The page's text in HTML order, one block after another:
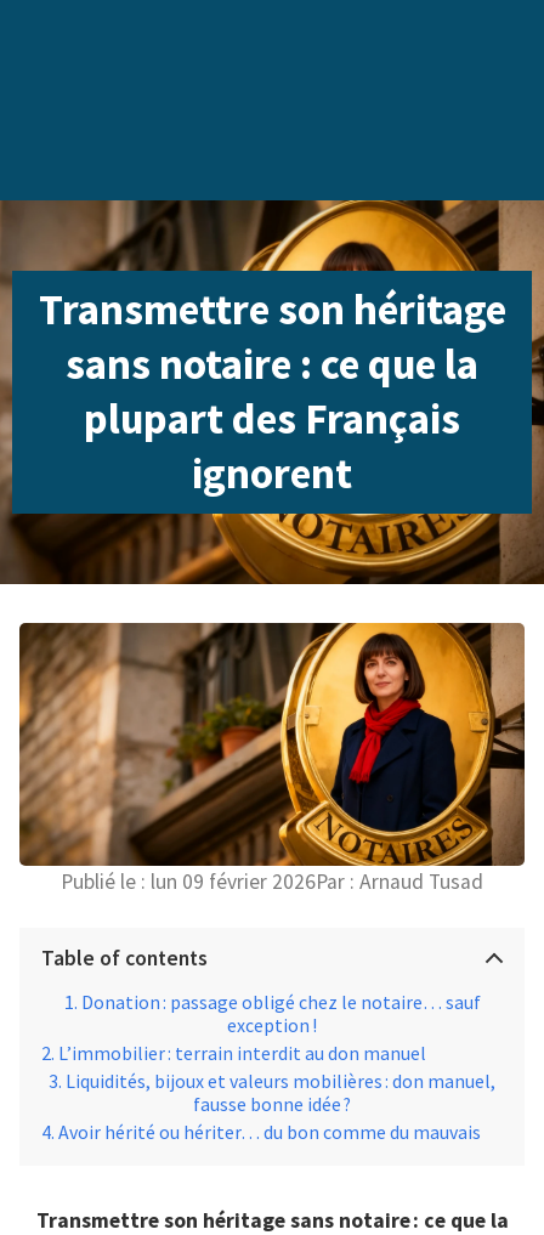
Transmettre son héritage
sans notaire : ce que la
plupart des Français
ignorent
Publié le : lun 09 février 2026Par : Arnaud Tusad
Table of contents
Donation : passage obligé chez le notaire… sauf
exception !
L’immobilier : terrain interdit au don manuel
Liquidités, bijoux et valeurs mobilières : don manuel,
fausse bonne idée ?
Avoir hérité ou hériter… du bon comme du mauvais
Transmettre son héritage sans notaire : ce que la